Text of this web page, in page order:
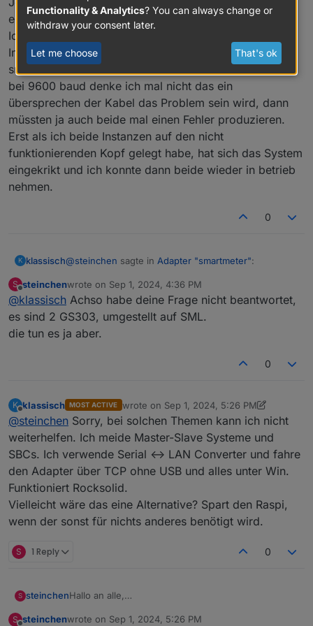
syncron.
Zähler geblieben?
Welches Zählerfabrikat? Einer aus der Liste
https://shop.weidmann-
elektronik.de/media/files_public/67303f78bbcd558d6
64d0095291562d3/BekannteProblememitZhlermodell
en.pdf
?
erwähnt das beide Köpfe an einem Pi hängen.
Ich werde das Gefühl nicht los, das die beiden
Instanzen sich immer mal stören, oder besser die
smartmeter.0 stört die smartmeter.1.
bei 9600 baud denke ich mal nicht das ein
übersprechen der Kabel das Problem sein wird, dann
müssten ja auch beide mal einen Fehler produzieren.
Erst als ich beide Instanzen auf den nicht
funktionierenden Kopf gelegt habe, hat sich das System
eingekrikt und ich konnte dann beide wieder in betrieb
nehmen.
0
K klassisch@steinchen sagte in Adapter "smartmeter":
Ich habe die Köpfe mal an den Zählern
getauscht, auch in den Instanzen getauscht, nix.
ich bekomme einen der Köpfe nicht mehr
syncron.
Ist der Fehler mit dem Kopf gewandert? Oder beim
Zähler geblieben?
en.pdf
S
Offline
steinchenwrote on Sep 1, 2024, 4:36 PM
last edited by
@klassisch Achso habe deine Frage nicht beantwortet,
es sind 2 GS303, umgestellt auf SML.
die tun es ja aber.
0
K
Offline
klassisch MOST ACTIVE wrote on Sep 1, 2024, 5:26 PM
last edited by klassischSep 1, 2024, 7:26
@steinchen Sorry, bei solchen Themen kann ich nicht
weiterhelfen. Ich meide Master-Slave Systeme und
SBCs. Ich verwende Serial <-> LAN Converter und fahre
den Adapter über TCP ohne USB und alles unter Win.
Funktioniert Rocksolid.
Vielleicht wäre das eine Alternative? Spart den Raspi,
wenn der sonst für nichts anderes benötigt wird.
S 1 Reply 0
S steinchenHallo an alle,
Smartmeterinstanzen und 2 gleichen Zählern.
S steinchenwrote on Sep 1, 2024, 5:26 PM
Functionality & Analytics? You can always change or
withdraw your consent later.
Let me choose That's ok